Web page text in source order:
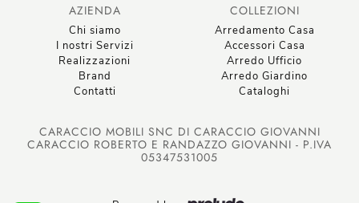
AZIENDA
Chi siamo
I nostri Servizi
Realizzazioni
Brand
Contatti
COLLEZIONI
Arredamento Casa
Accessori Casa
Arredo Ufficio
Arredo Giardino
Cataloghi
CARACCIO MOBILI SNC DI CARACCIO GIOVANNI
CARACCIO ROBERTO E RANDAZZO GIOVANNI - P.IVA
05347531005